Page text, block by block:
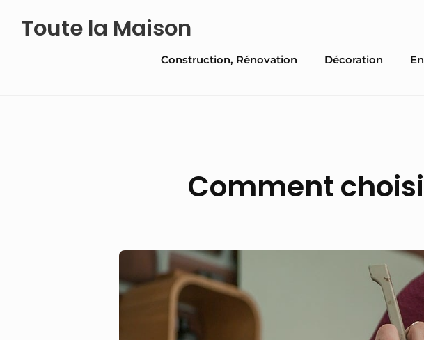
Toute la Maison
Site
Construction, Rénovation Décoration
Comment